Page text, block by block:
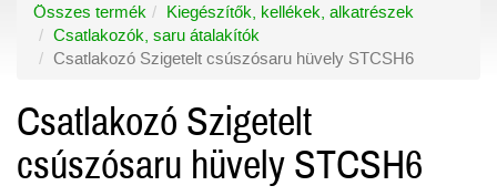
Összes termék
Kiegészítők, kellékek, alkatrészek
Csatlakozók, saru átalakítók
Csatlakozó Szigetelt csúszósaru hüvely STCSH6
Csatlakozó Szigetelt
csúszósaru hüvely STCSH6